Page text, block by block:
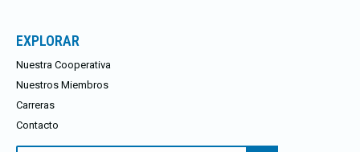
EXPLORAR
Nuestra Cooperativa
Nuestros Miembros
Carreras
Contacto